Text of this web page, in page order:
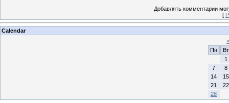
Добавлять комментарии
[
Calendar
«
Пн
Вт
1
7
8
14
15
21
22
28